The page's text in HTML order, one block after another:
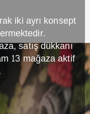
iki ayrı konsept
satış dükkanı
13 mağaza aktif